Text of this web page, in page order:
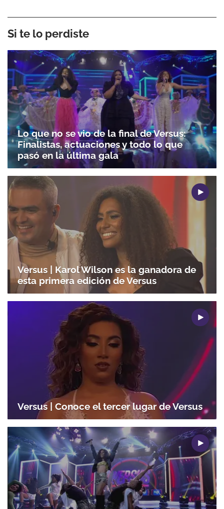
Gracias por suscribirte a nuestro boletín.
ACEPTAR
Si te lo perdiste
Lo que no se vio de la final de Versus:
Finalistas, actuaciones y todo lo que
pasó en la última gala
Versus | Karol Wilson es la ganadora de
esta primera edición de Versus
Versus | Conoce el tercer lugar de Versus